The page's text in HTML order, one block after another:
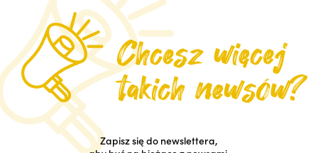
Zapisz się do newslettera,